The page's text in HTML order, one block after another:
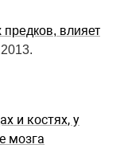
влияет
и костях, у
мозга